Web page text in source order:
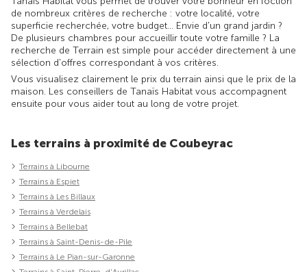
de nombreux critères de recherche : votre localité, votre
superficie recherchée, votre budget... Envie d'un grand jardin ?
De plusieurs chambres pour accueillir toute votre famille ? La
recherche de Terrain est simple pour accéder directement à une
sélection d'offres correspondant à vos critères.
Vous visualisez clairement le prix du terrain ainsi que le prix de la
maison. Les conseillers de Tanaïs Habitat vous accompagnent
ensuite pour vous aider tout au long de votre projet.
Les terrains à proximité de Coubeyrac
Terrains à Libourne
Terrains à Espiet
Terrains à Les Billaux
Terrains à Verdelais
Terrains à Bellebat
Terrains à Saint-Denis-de-Pile
Terrains à Le Pian-sur-Garonne